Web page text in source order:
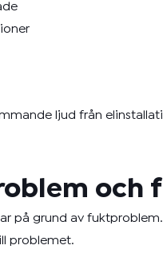
ljud från
och
på grund av
problemet.